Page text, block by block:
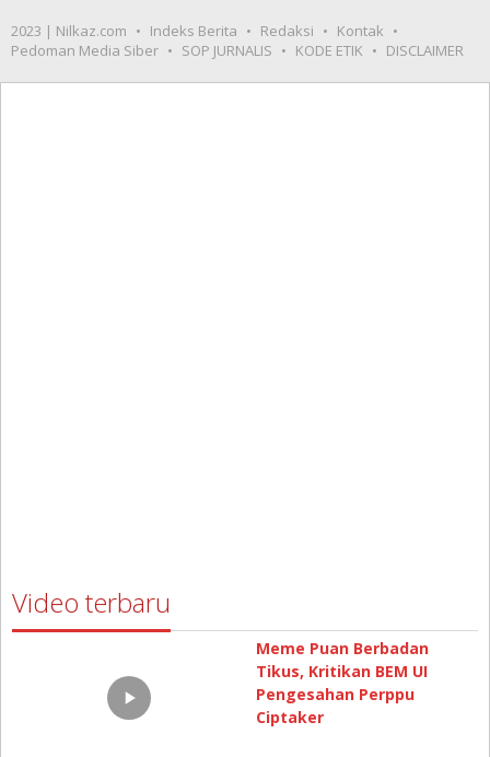
2023 | Nilkaz.com Indeks Berita Redaksi
Kontak
Pedoman Media Siber
SOP JURNALIS KODE ETIK DISCLAIMER